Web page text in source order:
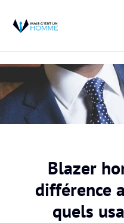
Blazer
différence
quels